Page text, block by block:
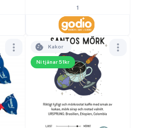
1
Ni tjänar 51kr
Kakor